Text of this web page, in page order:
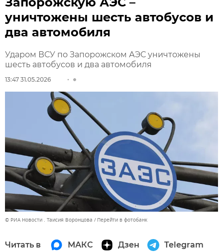
уничтожены шесть автобусов и
два автомобиля
Ударом ВСУ по Запорожском АЭС уничтожены
шесть автобусов и два автомобиля
13:47 31.05.2026
© РИА Новости . Таисия Воронцова Перейти в фотобанк
Читать в МАКС Дзен Telegram